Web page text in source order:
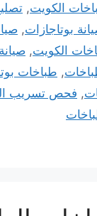
الكويت,
بوتاجازات,
الكويت,
, طباخات
, فحص تسريب